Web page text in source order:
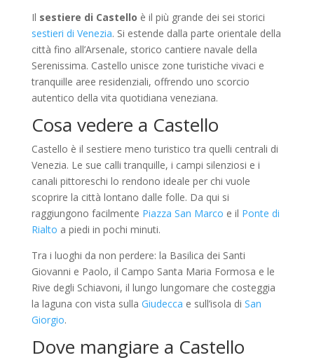
Il sestiere di Castello è il più grande dei sei storici
sestieri di Venezia. Si estende dalla parte orientale della
città fino all’Arsenale, storico cantiere navale della
Serenissima. Castello unisce zone turistiche vivaci e
tranquille aree residenziali, offrendo uno scorcio
autentico della vita quotidiana veneziana.
Cosa vedere a Castello
Castello è il sestiere meno turistico tra quelli centrali di
Venezia. Le sue calli tranquille, i campi silenziosi e i
canali pittoreschi lo rendono ideale per chi vuole
scoprire la città lontano dalle folle. Da qui si
raggiungono facilmente Piazza San Marco e il Ponte di
Rialto a piedi in pochi minuti.
Tra i luoghi da non perdere: la Basilica dei Santi
Giovanni e Paolo, il Campo Santa Maria Formosa e le
Rive degli Schiavoni, il lungo lungomare che costeggia
la laguna con vista sulla Giudecca e sull’isola di San
Giorgio.
Dove mangiare a Castello